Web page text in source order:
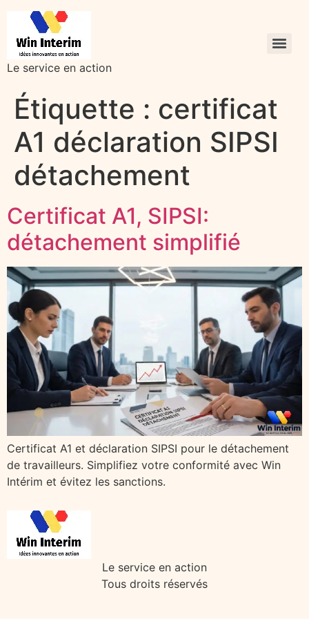
Le service en action
Étiquette : certificat
A1 déclaration SIPSI
détachement
Certificat A1, SIPSI:
détachement simplifié
Certificat A1 et déclaration SIPSI pour le détachement
de travailleurs. Simplifiez votre conformité avec Win
Intérim et évitez les sanctions.
Le service en action
Tous droits réservés